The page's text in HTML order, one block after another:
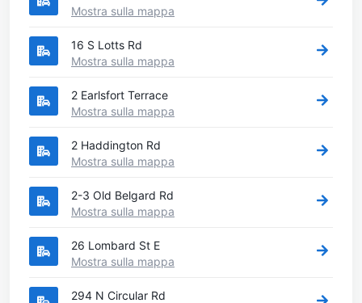
Mostra sulla mappa
16 S Lotts Rd
Mostra sulla mappa
2 Earlsfort Terrace
Mostra sulla mappa
2 Haddington Rd
Mostra sulla mappa
2-3 Old Belgard Rd
Mostra sulla mappa
26 Lombard St E
Mostra sulla mappa
294 N Circular Rd